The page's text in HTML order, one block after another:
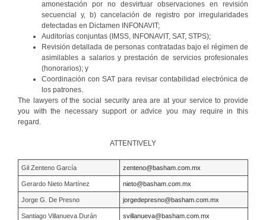
amonestación por no desvirtuar observaciones en revisión
secuencial y, b) cancelación de registro por irregularidades
detectadas en Dictamen INFONAVIT;
Auditorías conjuntas (IMSS, INFONAVIT, SAT, STPS);
Revisión detallada de personas contratadas bajo el régimen de
asimilables a salarios y prestación de servicios profesionales
(honorarios); y
Coordinación con SAT para revisar contabilidad electrónica de
los patrones.
The lawyers of the social security area are at your service to provide
you with the necessary support or advice you may require in this
regard.
ATTENTIVELY
Gil Zenteno García zenteno@basham.com.mx
Gerardo Nieto Martínez nieto@basham.com.mx
Jorge G. De Presno jorgedepresno@basham.com.mx
Santiago Villanueva Durán svillanueva@basham.com.mx